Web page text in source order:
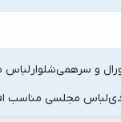
و سرهمیشلوارلباس
لباس مجلسی مناسب